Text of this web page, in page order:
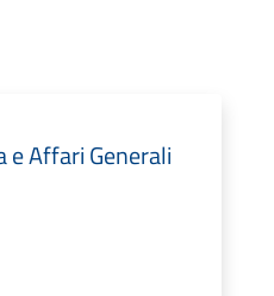
e Affari Generali